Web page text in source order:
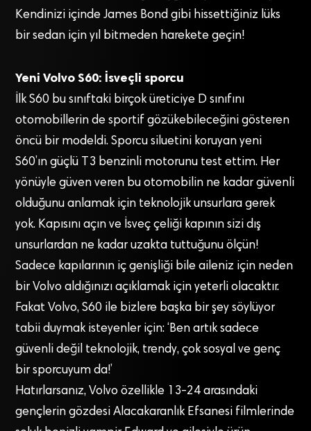
Kendinizi içinde James Bond gibi hissettiğiniz lüks
bir sedan için yıl bitmeden harekete geçin!
Yeni Volvo S60: İsveçli sporcu
İlk S60 bu sınıftaki birçok üreticiye D sınıfını
otomobillerin de sportif gözükebileceğini gösteren
öncü bir modeldi. Sporcu siluetini koruyan yeni
S60’ın güçlü T3 benzinli motorunu test ettim. Her
yönüyle güven veren bu otomobilin ne kadar güvenli
olduğunu anlamak için teknolojik unsurlara gerek
yok. Kapısını açın ve İsveç çeliği kapının sizi dış
unsurlardan ne kadar uzakta tuttuğunu ölçün!
Sadece kapılarının iç genişliği bile aileniz için neden
bir Volvo aldığınızı açıklamak için yeterli olacaktır.
Fakat Volvo, S60 ile bizlere başka bir şey söylüyor
tabii duymak isteyenler için: ‘Ben artık sadece
güvenli değil teknolojik, trendy, çok sosyal ve genç
bir sporcuyum da!’
Hatırlarsanız, Volvo özellikle 13-24 arasındaki
gençlerin gözdesi Alacakaranlık Efsanesi filmlerinde